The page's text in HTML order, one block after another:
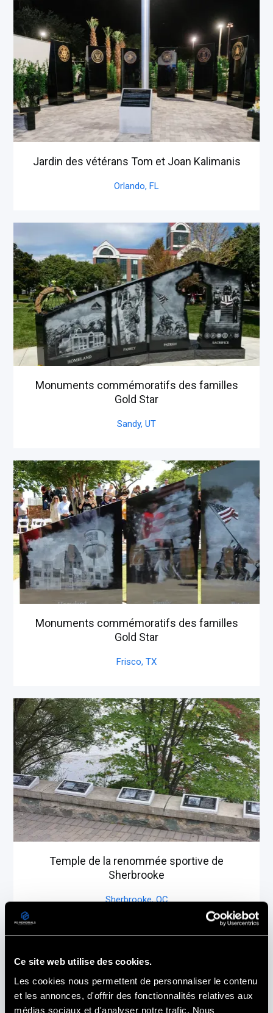
Ce site web utilise des cookies.
Les cookies nous permettent de personnaliser le contenu
et les annonces, d'offrir des fonctionnalités relatives aux
médias sociaux et d'analyser notre trafic. Nous
Jardin des vétérans Tom et Joan Kalimanis
Orlando, FL
Monuments commémoratifs des familles
Gold Star
Sandy, UT
Monuments commémoratifs des familles
Gold Star
Frisco, TX
Temple de la renommée sportive de
Sherbrooke
Sherbrooke,QC